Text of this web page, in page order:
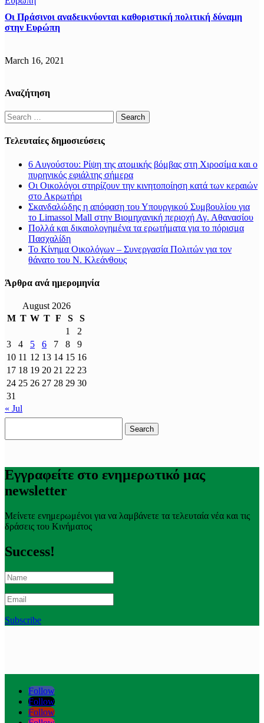
Οι Πράσινοι αναδεικνύονται καθοριστική πολιτική δύναμη
στην Ευρώπη
March 16, 2021
Αναζήτηση
Search
for:
Τελευταίες δημοσιεύσεις
6 Αυγούστου: Ρίψη της ατομικής βόμβας στη Χιροσίμα και ο
πυρηνικός εφιάλτης σήμερα
Οι Οικολόγοι στηρίζουν την κινητοποίηση κατά των κεραιών
στο Ακρωτήρι
Σκανδαλώδης η απόφαση του Υπουργικού Συμβουλίου για
το Limassol Mall στην Βιομηχανική περιοχή Αγ. Αθανασίου
Πολλά και δικαιολογημένα τα ερωτήματα για το πόρισμα
Πασχαλίδη
Το Κίνημα Οικολόγων – Συνεργασία Πολιτών για τον
θάνατο του Ν. Κλεάνθους
Άρθρα ανά ημερομηνία
August 2026
M T W T F S
S
1
2
3
4 5 6 7 8
9
10 11 12 13 14 15 16
17 18 19 20 21 22 23
24 25 26 27 28 29 30
31
« Jul
Εγγραφείτε στο ενημερωτικό μας
newsletter
Μείνετε ενημερωμένοι για να λαμβάνετε τα τελευταία νέα και τις
δράσεις του Κινήματος
Success!
Subscribe
Follow
Follow
Follow